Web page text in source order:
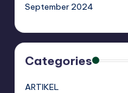
September 2024
Categories
ARTIKEL